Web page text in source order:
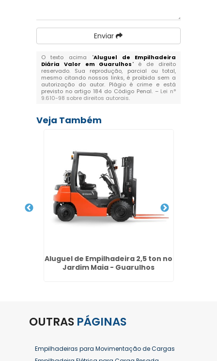
Enviar
O texto acima "Aluguel de Empilhadeira
Diária Valor em Guarulhos" é de direito
reservado. Sua reprodução, parcial ou total,
mesmo citando nossos links, é proibida sem a
autorização do autor. Plágio é crime e está
previsto no artigo 184 do Código Penal. – Lei n°
9.610-98 sobre direitos autorais.
Veja Também
Aluguel de Empilhadeira 2,5 ton no
Jardim Maia - Guarulhos
OUTRAS PÁGINAS
Empilhadeiras para Movimentação de Cargas